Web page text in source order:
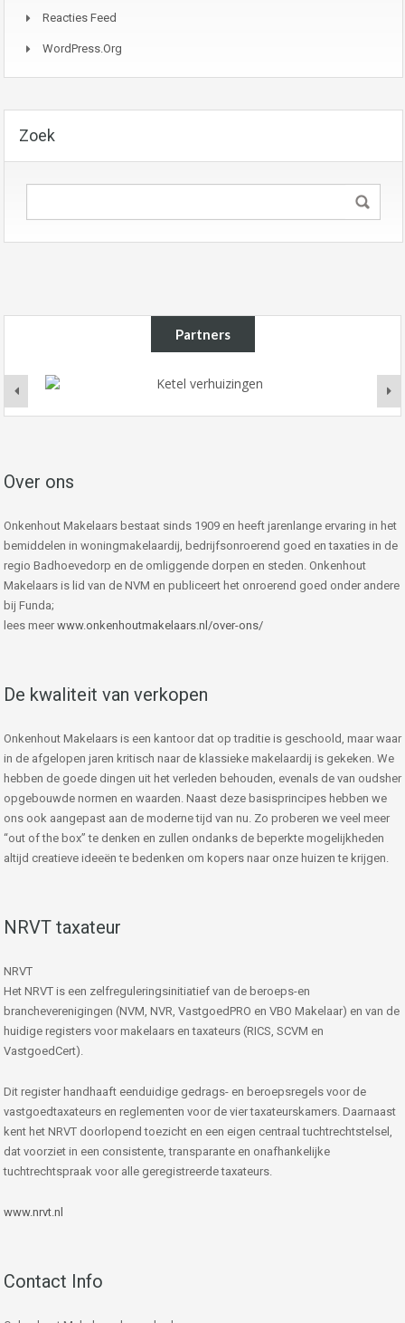
Reacties Feed
WordPress.org
Zoek
Partners
Over ons
Onkenhout Makelaars bestaat sinds 1909 en heeft jarenlange ervaring in het
bemiddelen in woningmakelaardij, bedrijfsonroerend goed en taxaties in de
regio Badhoevedorp en de omliggende dorpen en steden. Onkenhout
Makelaars is lid van de NVM en publiceert het onroerend goed onder andere
bij Funda;
lees meer www.onkenhoutmakelaars.nl/over-ons/
De kwaliteit van verkopen
Onkenhout Makelaars is een kantoor dat op traditie is geschoold, maar waar
in de afgelopen jaren kritisch naar de klassieke makelaardij is gekeken. We
hebben de goede dingen uit het verleden behouden, evenals de van oudsher
opgebouwde normen en waarden. Naast deze basisprincipes hebben we
ons ook aangepast aan de moderne tijd van nu. Zo proberen we veel meer
“out of the box” te denken en zullen ondanks de beperkte mogelijkheden
altijd creatieve ideeën te bedenken om kopers naar onze huizen te krijgen.
NRVT taxateur
NRVT
Het NRVT is een zelfreguleringsinitiatief van de beroeps-en
brancheverenigingen (NVM, NVR, VastgoedPRO en VBO Makelaar) en van de
huidige registers voor makelaars en taxateurs (RICS, SCVM en
VastgoedCert).
Dit register handhaaft eenduidige gedrags- en beroepsregels voor de
vastgoedtaxateurs en reglementen voor de vier taxateurskamers. Daarnaast
kent het NRVT doorlopend toezicht en een eigen centraal tuchtrechtstelsel,
dat voorziet in een consistente, transparante en onafhankelijke
tuchtrechtspraak voor alle geregistreerde taxateurs.
www.nrvt.nl
Contact Info